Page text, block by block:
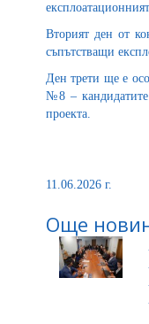
Вторият ден от
съпътстващи
Ден трети ще е
№8 – кандидатите
проекта.
11.06.2026 г.
Още